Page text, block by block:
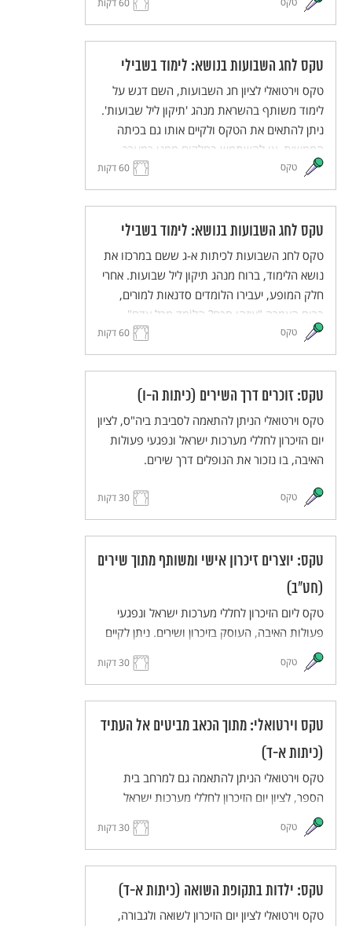
60 דקות
טקס לחג השבועות בנושא: לימוד בשבילי
טקס וירטואלי לציון חג השבועות, השם דגש על
לימוד משותף בהשראת מנהג 'תיקון ליל שבועות'.
ניתן להתאים את הטקס ולקיים אותו גם בכיתה
הממשית, או להשתמש בחלקים ממנו כמערך
שיעור ללמידה.
טקס 60 דקות
טקס לחג השבועות בנושא: לימוד בשבילי
טקס לחג השבועות לכיתות א-ג ששם במרכזו את
נושא הלימוד, ברוח מנהג תיקון ליל שבועות. אחרי
חלק המופע, יעבירו הלומדים סדנאות למורים,
ברוח האמרה "אֵיזֶהוּ חָכָם? הַלוֹמֵד מִכָּל אָדָם".
טקס 60 דקות
טקס: זוכרים דרך השירים (כיתות ה-ו)
טקס וירטואלי הניתן להתאמה לסביבת ביה"ס, לציון
יום הזיכרון לחללי מערכות ישראל ונפגעי פעולות
האיבה, בו נזכור את הנופלים דרך שירים.
טקס 30 דקות
טקס: יוצרים זיכרון אישי ומשותף מתוך שירים
(חט"ב)
טקס ליום הזיכרון לחללי מערכות ישראל ונפגעי
פעולות האיבה, העוסק בזיכרון ושירים. ניתן לקיים
את הטקס באופן וירטואלי או בבית הספר.
טקס 30 דקות
טקס וירטואלי: מתוך הכאב מביטים אל העתיד
(כיתות א-ד)
טקס וירטואלי הניתן להתאמה גם למרחב בית
הספר, לציון יום הזיכרון לחללי מערכות ישראל
ונפגעי פעולות האיבה, אותו נקדיש כדי לזכור את
הנופלים וכדי לעורר תקווה לעתיד של שלום.
טקס 30 דקות
טקס: ילדות בתקופת השואה (כיתות א-ד)
טקס וירטואלי לציון יום הזיכרון לשואה ולגבורה,